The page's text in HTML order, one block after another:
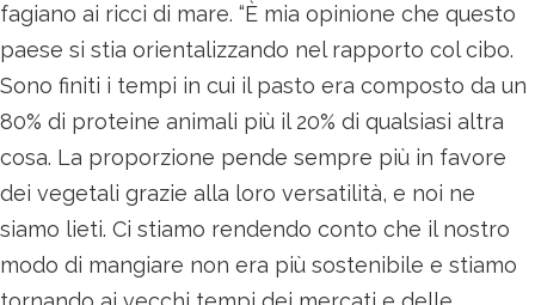
fagiano ai ricci di mare. “È mia opinione che questo
paese si stia orientalizzando nel rapporto col cibo.
Sono finiti i tempi in cui il pasto era composto da un
80% di proteine animali più il 20% di qualsiasi altra
cosa. La proporzione pende sempre più in favore
dei vegetali grazie alla loro versatilità, e noi ne
siamo lieti. Ci stiamo rendendo conto che il nostro
modo di mangiare non era più sostenibile e stiamo